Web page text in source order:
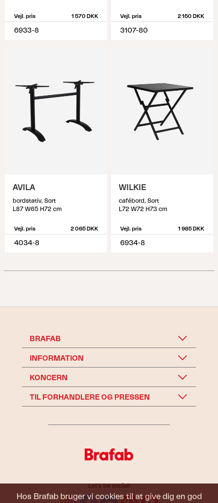
Hos Brafab bruger vi cookies til at give dig en god
Vejl. pris 1 570 DKK
6933-8
Vejl. pris 2 150 DKK
3107-80
AVILA
bordstativ, Sort
L87 W65 H72 cm
Vejl. pris 2 065 DKK
4034-8
WILKIE
cafébord, Sort
L72 W72 H73 cm
Vejl. pris 1 985 DKK
6934-8
BRAFAB
INFORMATION
KONCERN
TIL FORHANDLERE OG PRESSEN
Let's be social!